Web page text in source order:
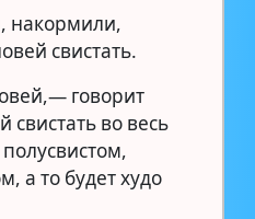
накормили,
свистать.
говорит
во весь
полусвистом,
а то будет худо